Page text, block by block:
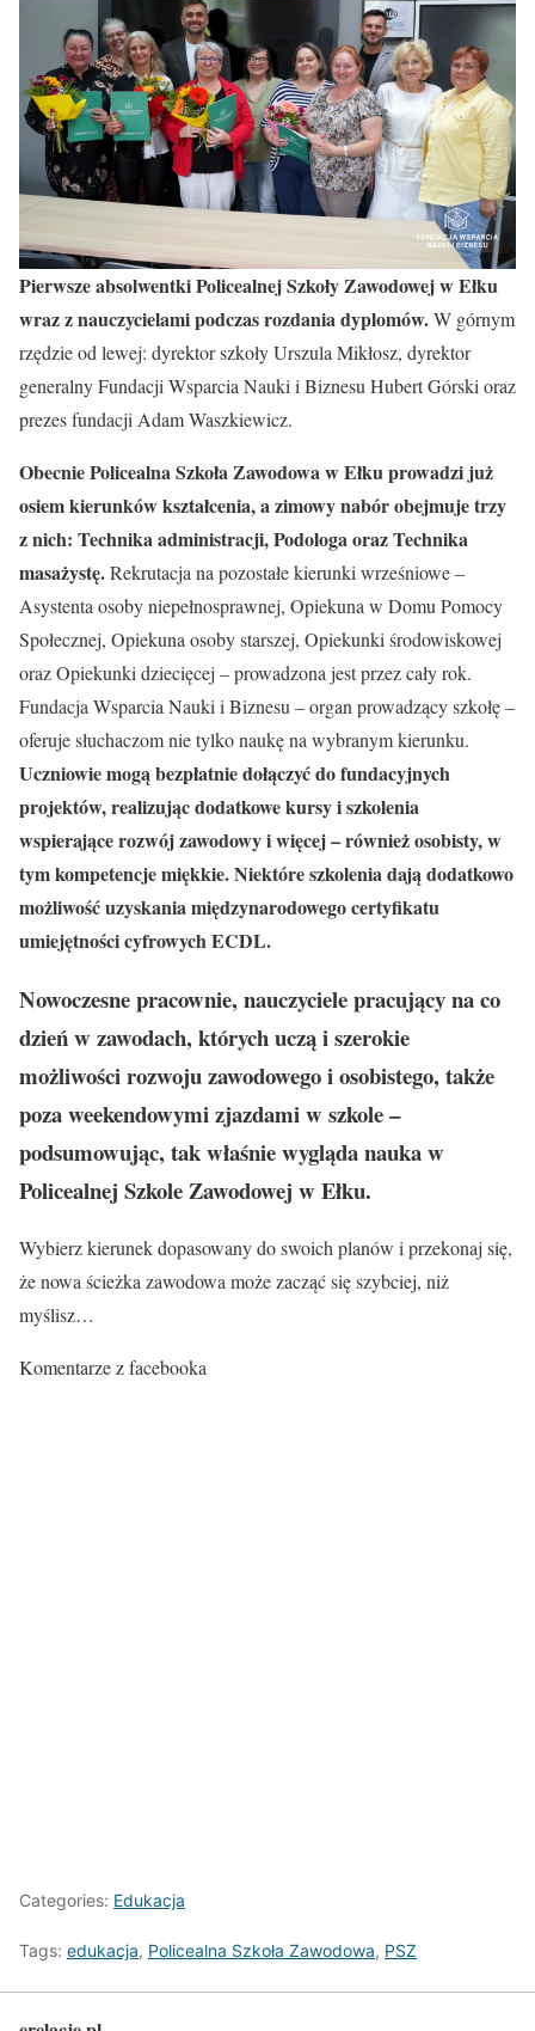
Pierwsze absolwentki Policealnej Szkoły Zawodowej w Ełku
wraz z nauczycielami podczas rozdania dyplomów.W górnym
rzędzie od lewej: dyrektor szkoły Urszula Mikłosz, dyrektor
generalny Fundacji Wsparcia Nauki i Biznesu Hubert Górski oraz
prezes fundacji Adam Waszkiewicz.
Obecnie Policealna Szkoła Zawodowa w Ełku prowadzi już
osiem kierunków kształcenia, a zimowy nabór obejmuje trzy
z nich: Technika administracji, Podologa oraz Technika
masażystę.Rekrutacja na pozostałe kierunki wrześniowe –
Asystenta osoby niepełnosprawnej, Opiekuna w Domu Pomocy
Społecznej, Opiekuna osoby starszej, Opiekunki środowiskowej
oraz Opiekunki dziecięcej – prowadzona jest przez cały rok.
Fundacja Wsparcia Nauki i Biznesu – organ prowadzący szkołę –
oferuje słuchaczom nie tylko naukę na wybranym kierunku.
Uczniowie mogą bezpłatnie dołączyć do fundacyjnych
projektów, realizując dodatkowe kursy i szkolenia
wspierające rozwój zawodowy i więcej – również osobisty, w
tym kompetencje miękkie. Niektóre szkolenia dają dodatkowo
możliwość uzyskania międzynarodowego certyfikatu
umiejętności cyfrowych ECDL.
Nowoczesne pracownie, nauczyciele pracujący na co
dzień w zawodach, których uczą i szerokie
możliwości rozwoju zawodowego i osobistego, także
poza weekendowymi zjazdami w szkole –
podsumowując, tak właśnie wygląda nauka w
Policealnej Szkole Zawodowej w Ełku.
Wybierz kierunek dopasowany do swoich planów i przekonaj się,
że nowa ścieżka zawodowa może zacząć się szybciej, niż
myślisz…
Komentarze z facebooka
Categories: Edukacja
Tags: edukacja, Policealna Szkoła Zawodowa, PSZ